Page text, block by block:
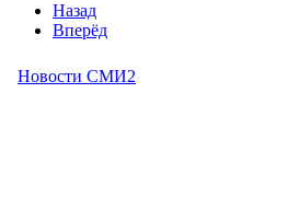
Назад
Вперёд